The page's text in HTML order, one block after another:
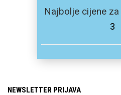
Najbolje cijene za
3
NEWSLETTER PRIJAVA